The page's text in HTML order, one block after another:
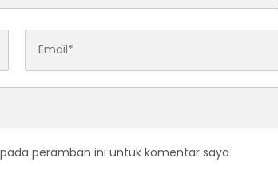
peramban ini untuk komentar saya